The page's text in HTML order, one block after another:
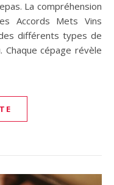
La compréhension
Accords Mets Vins
différents types de
Chaque cépage révèle